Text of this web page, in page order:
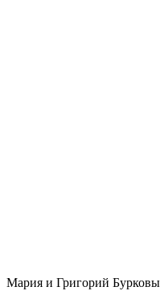
Мария и Григорий Бурковы